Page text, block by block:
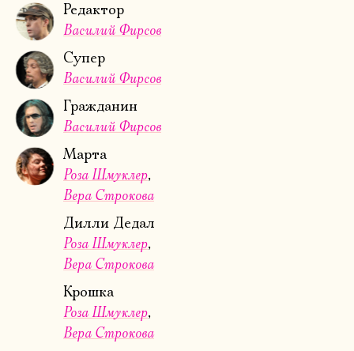
Редактор
Василий Фирсов
Супер
Василий Фирсов
Гражданин
Василий Фирсов
Марта
Роза Шмуклер
Вера Строкова
Дилли Дедал
Роза Шмуклер
Вера Строкова
Крошка
Роза Шмуклер
Вера Строкова